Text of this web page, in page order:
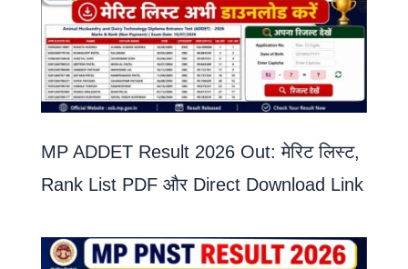
MP ADDET Result 2026 Out: मेरिट लिस्ट,
Rank List PDF और Direct Download Link